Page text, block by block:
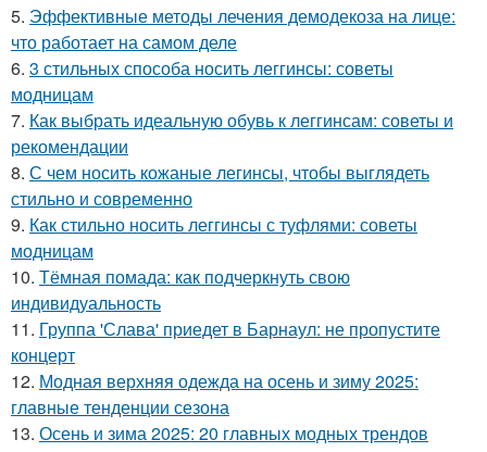
5. Эффективные методы лечения демодекоза на лице:
что работает на самом деле
6. 3 стильных способа носить леггинсы: советы
модницам
7. Как выбрать идеальную обувь к леггинсам: советы и
рекомендации
8. С чем носить кожаные легинсы, чтобы выглядеть
стильно и современно
9. Как стильно носить леггинсы с туфлями: советы
модницам
10. Тёмная помада: как подчеркнуть свою
индивидуальность
11. Группа 'Слава' приедет в Барнаул: не пропустите
концерт
12. Модная верхняя одежда на осень и зиму 2025:
главные тенденции сезона
13. Осень и зима 2025: 20 главных модных трендов